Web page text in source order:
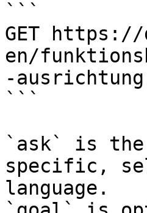
```
GET
en/
-
```
`ask` is the
specific,
language.